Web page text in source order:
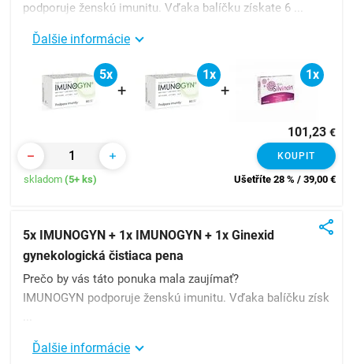
podporuje ženskú imunitu. Vďaka balíčku získate 6 ...
Ďalšie informácie
5x
+
1x
+
1x
101,23 €
KOUPIT
skladom (5+ ks) Ušetříte 28 % / 39,00 €
5x IMUNOGYN + 1x IMUNOGYN + 1x Ginexid
gynekologická čistiaca pena
Prečo by vás táto ponuka mala zaujímať?
IMUNOGYN podporuje ženskú imunitu. Vďaka balíčku získ
Ďalšie informácie